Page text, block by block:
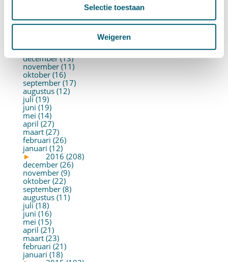
Selectie toestaan
Weigeren
april (22)
maart (10)
►
2017 (213)
december (13)
november (11)
oktober (16)
september (17)
augustus (12)
juli (19)
juni (19)
mei (14)
april (27)
maart (27)
februari (26)
januari (12)
►
2016 (208)
december (26)
november (9)
oktober (22)
september (8)
augustus (11)
juli (18)
juni (16)
mei (15)
april (21)
maart (23)
februari (21)
januari (18)